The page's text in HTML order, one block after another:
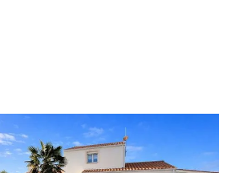
RIEZ 85
pièces